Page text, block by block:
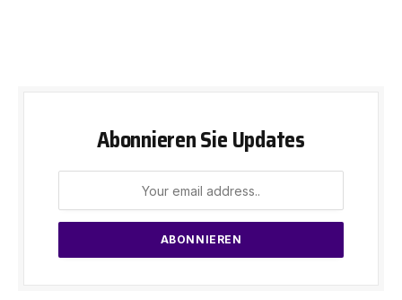
Abonnieren Sie Updates